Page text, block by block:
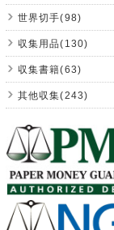
世界切手(98)
収集用品(130)
収集書籍(63)
其他収集(243)